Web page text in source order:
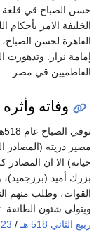
حسن الصباح قي قلعة
الخليفة الامر بأحكام
القاهرة لحسن
إمامة نزار. وتدهورت
الفاطميين قي مصر.
وفاته وأثره
مصير ذريته (المصادر
حياته) الا ان
بزرك أميد (برزجميد)،
القوات، وطلب منهم
ويتولى شئون
ربيع الثاني 518 هـ / 23 مايو